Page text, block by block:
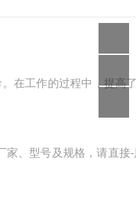
在工作的过程中，提高
家、型号及规格，请直接